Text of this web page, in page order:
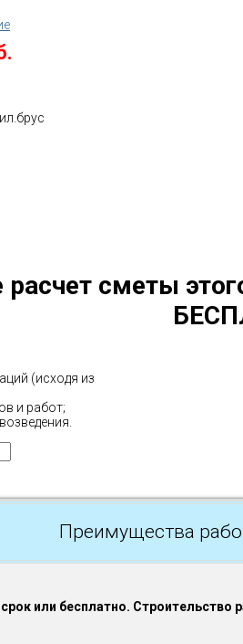
расчет сметы
(исходя из
и работ;
Преимущества
или бесплатно. Строительство